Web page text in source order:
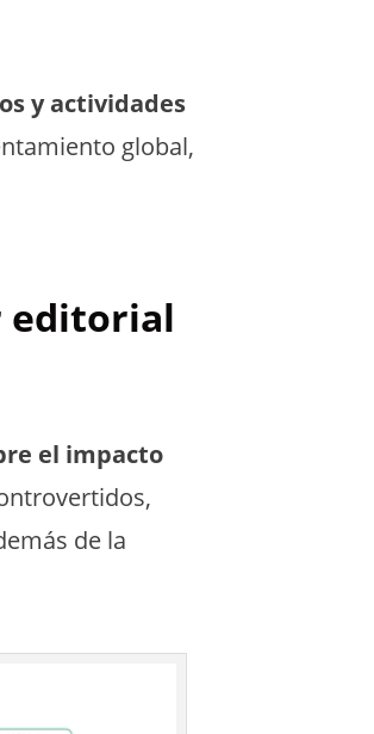
y actividades
global,
editorial
el impacto
de la